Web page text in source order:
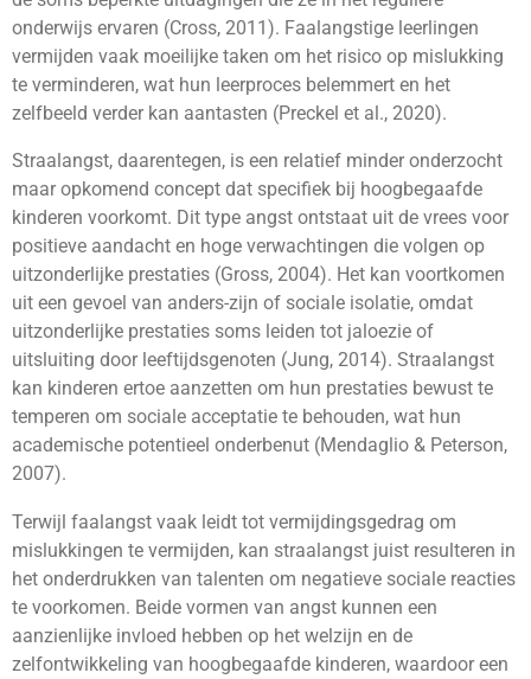
onderwijs ervaren (Cross, 2011). Faalangstige leerlingen
vermijden vaak moeilijke taken om het risico op mislukking
te verminderen, wat hun leerproces belemmert en het
zelfbeeld verder kan aantasten (Preckel et al., 2020).
Straalangst, daarentegen, is een relatief minder onderzocht
maar opkomend concept dat specifiek bij hoogbegaafde
kinderen voorkomt. Dit type angst ontstaat uit de vrees voor
positieve aandacht en hoge verwachtingen die volgen op
uitzonderlijke prestaties (Gross, 2004). Het kan voortkomen
uit een gevoel van anders-zijn of sociale isolatie, omdat
uitzonderlijke prestaties soms leiden tot jaloezie of
uitsluiting door leeftijdsgenoten (Jung, 2014). Straalangst
kan kinderen ertoe aanzetten om hun prestaties bewust te
temperen om sociale acceptatie te behouden, wat hun
academische potentieel onderbenut (Mendaglio & Peterson,
2007).
Terwijl faalangst vaak leidt tot vermijdingsgedrag om
mislukkingen te vermijden, kan straalangst juist resulteren in
het onderdrukken van talenten om negatieve sociale reacties
te voorkomen. Beide vormen van angst kunnen een
aanzienlijke invloed hebben op het welzijn en de
zelfontwikkeling van hoogbegaafde kinderen, waardoor een